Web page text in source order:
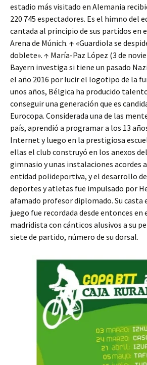
estadio más visitado en Alemania
220 745 espectadores. Es el himno del
cantada al principio de sus partidos en
Arena de Múnich. ↑ «Guardiola se
doblete». ↑ María-Paz López (3 de
Bayern investiga si tiene un pasado
el año 2016 por lucir el logotipo de la
unos años, Bélgica ha producido
conseguir una generación que es
Eurocopa. Considerada una de las
país, aprendió a programar a los 13
Internet y luego en la prestigiosa
ellas el club construyó en los anexos
gimnasio y unas instalaciones acordes
entidad polideportiva, y el desarrollo
deportes y atletas fue impulsado por
afamado profesor diplomado. Su casta
juego fue recordada desde entonces en
madridista con cánticos alusivos a su
siete de partido, número de su dorsal.